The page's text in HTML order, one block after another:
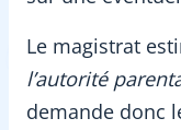
Le magistrat
l’autorité
demande donc